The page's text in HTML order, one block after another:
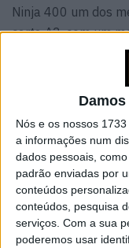
Nós e os nossos 1733
a informações num
dados pessoais,
padrão enviadas por
conteúdos
conteúdos, pesquisa
serviços. Com a sua
poderemos usar
Ninja 400 um dos
carta A2, com um
entrega e
rotação, pecando
regimes. Por
de uma Ninja 400,
renovado bloco
antecessor,
departamentos que
cc ao invés de 399
potência máxima
encontrávamos no